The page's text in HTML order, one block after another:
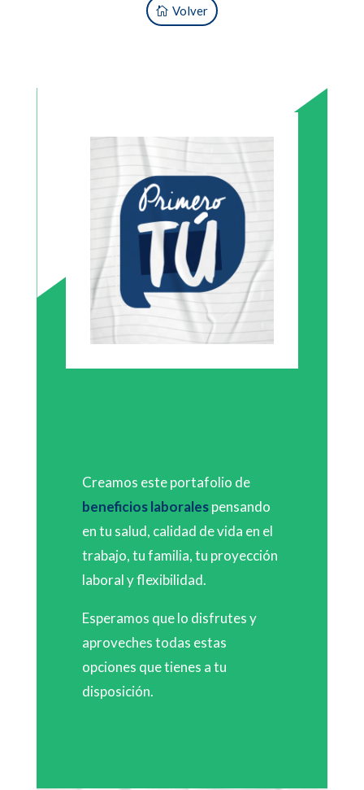
Volver
Creamos este portafolio de
beneficios laboralespensando
en tu salud, calidad de vida en el
trabajo, tu familia, tu proyección
laboral y flexibilidad.
Esperamos que lo disfrutes y
aproveches todas estas
opciones que tienes a tu
disposición.